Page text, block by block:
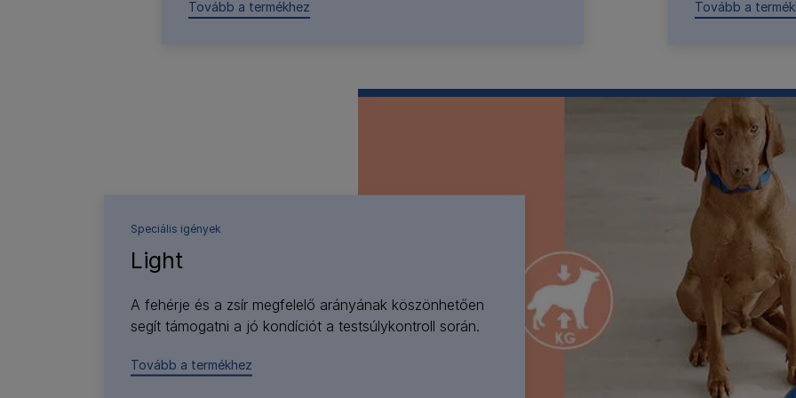
Tovább a termékhez Tovább a
Speciális igények
Light
A fehérje és a zsír megfelelő arányának köszönhetően
segít támogatni a jó kondíciót a testsúlykontroll során.
Tovább a termékhez